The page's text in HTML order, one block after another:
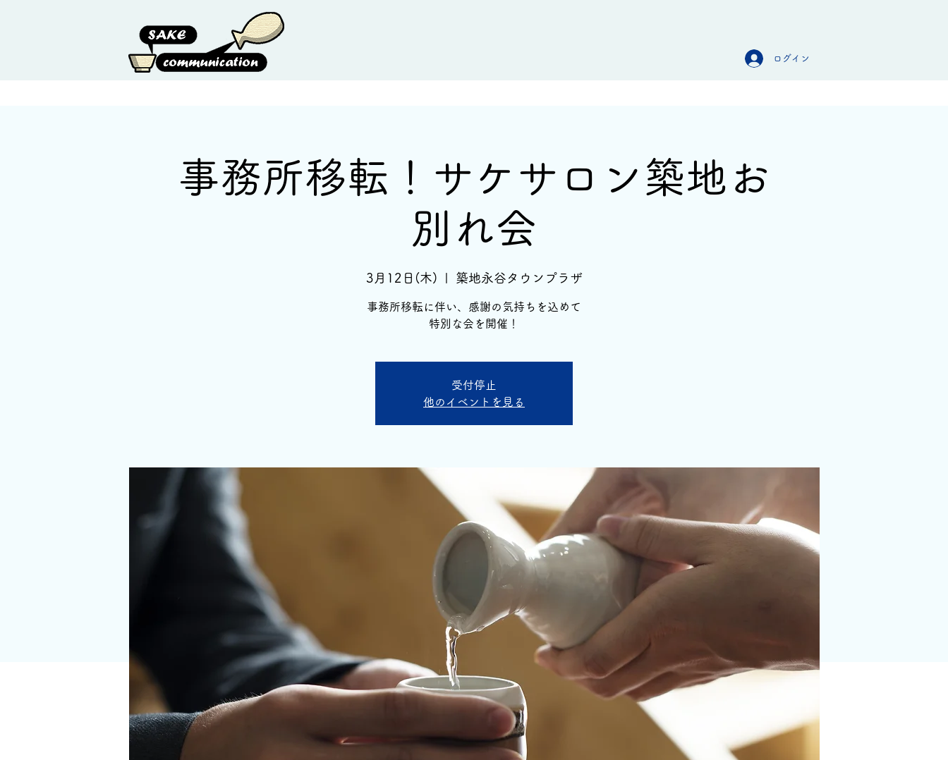
ログイン
事務所移転！サケサロン築地お
別れ会
3月12日(木) 築地永谷タウンプラザ
事務所移転に伴い、感謝の気持ちを込めて
特別な会を開催！
受付停止
他のイベントを見る